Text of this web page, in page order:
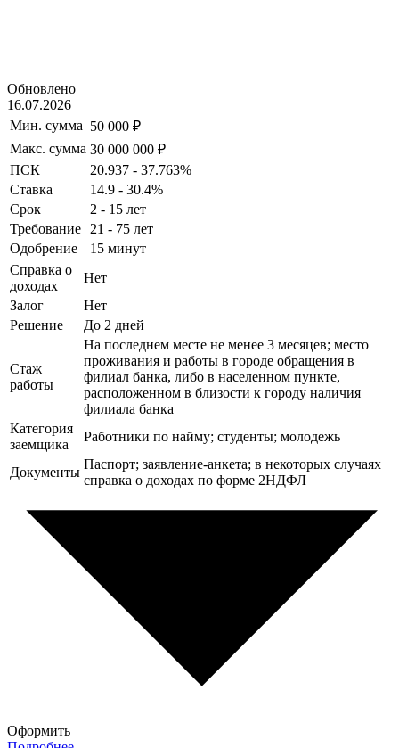
Обновлено
16.07.2026
Мин. сумма 50 000 ₽
Макс. сумма 30 000 000 ₽
ПСК
20.937 - 37.763%
Ставка
14.9 - 30.4%
Срок
2 - 15 лет
Требование
21 - 75 лет
Одобрение
15 минут
Справка о
доходах
Нет
Залог
Нет
Решение
До 2 дней
Стаж
работы
На последнем месте не менее 3 месяцев; место
проживания и работы в городе обращения в
филиал банка, либо в населенном пункте,
расположенном в близости к городу наличия
филиала банка
Категория
заемщика
Работники по найму; студенты; молодежь
Документы
Паспорт; заявление-анкета; в некоторых случаях
справка о доходах по форме 2НДФЛ
Оформить